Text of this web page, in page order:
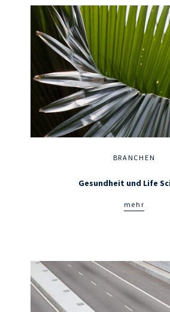
BRANCHEN
Gesundheit und Life
mehr